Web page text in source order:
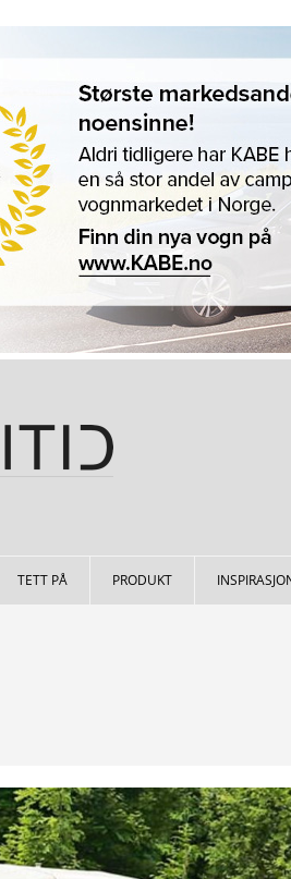
TETT PÅ PRODUKT